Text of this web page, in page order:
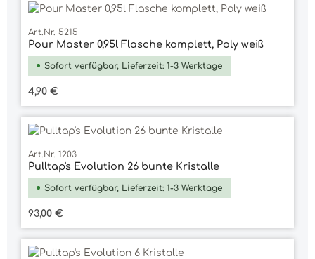
Art.Nr. 5215
Pour Master 0,95l Flasche komplett, Poly weiß
Sofort verfügbar, Lieferzeit: 1-3 Werktage
Regulärer Preis:
4,90 €
Art.Nr. 1203
Pulltap's Evolution 26 bunte Kristalle
Sofort verfügbar, Lieferzeit: 1-3 Werktage
Regulärer Preis:
93,00 €